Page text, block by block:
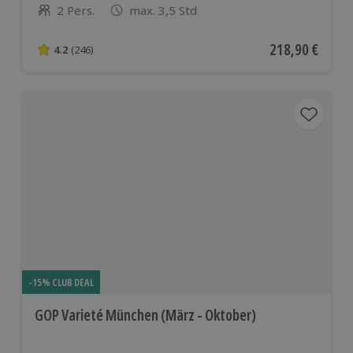
Anzahl der Teilnehmer
2 Pers. max. 3,5 Std
4.2 von 5 Sternen basierend auf 246 Bewertungen
4.2 (246) Aktueller Preis
218,90 €
-15% CLUB DEAL
GOP Varieté München (März - Oktober)